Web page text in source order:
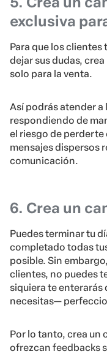
exclusiva
Para que los
dejar sus dudas,
solo para la venta.
Así podrás atender
respondiendo de
el riesgo de
mensajes dispersos
comunicación.
6. Crea un
Puedes terminar tu
completado todas
posible. Sin
clientes, no puedes
siquiera te enterarás
necesitas—
Por lo tanto, crea un
ofrezcan feedbacks